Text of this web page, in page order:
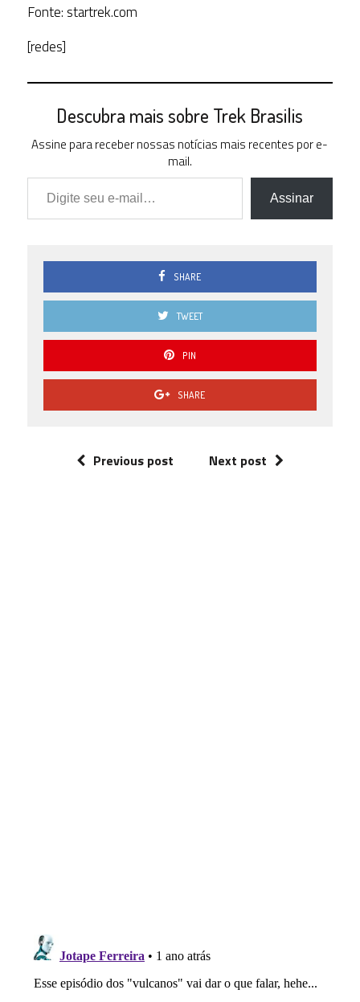
Fonte: startrek.com
[redes]
Descubra mais sobre Trek Brasilis
Assine para receber nossas notícias mais recentes por e-
mail.
Digite seu e-mail…
Assinar
SHARE
TWEET
PIN
SHARE
Previous post Next post